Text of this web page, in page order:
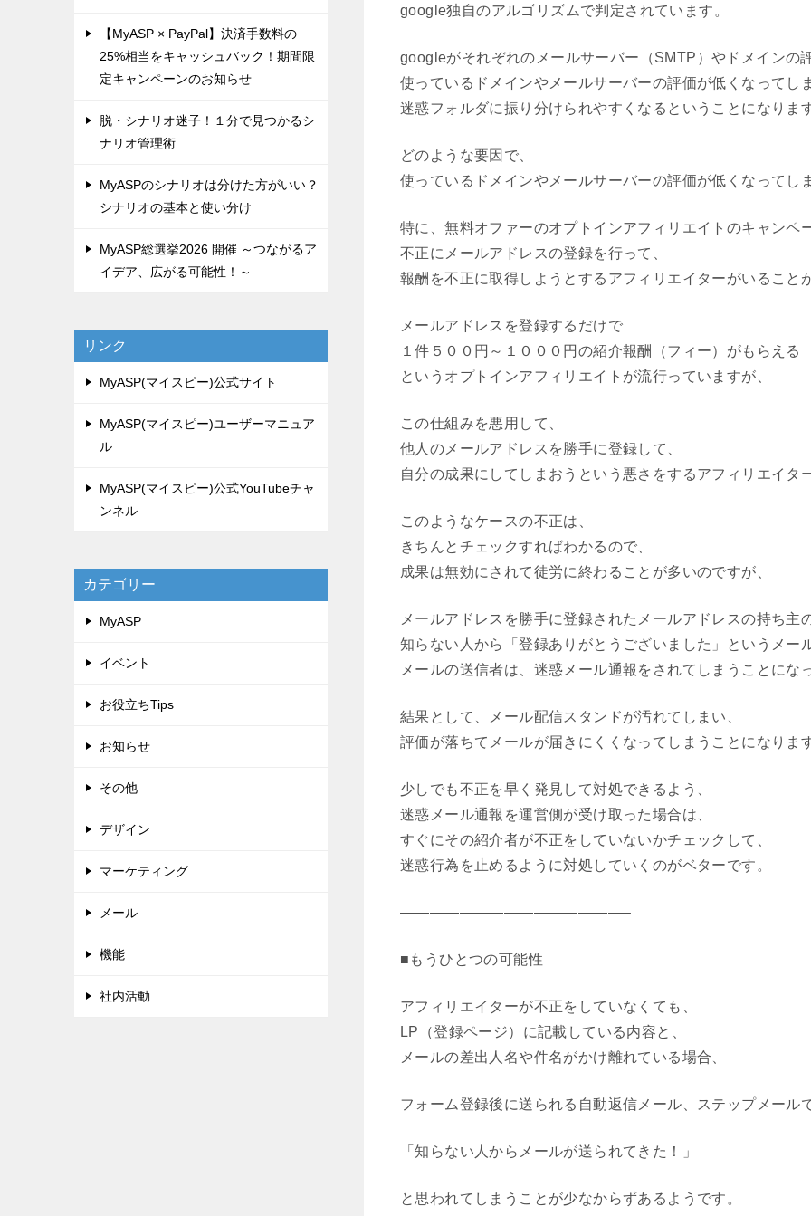
google独自のアルゴリズムで判定されています。
googleがそれぞれのメールサーバー（SMTP）やドメインの
使っているドメインやメールサーバーの評価が低くなってし
迷惑フォルダに振り分けられやすくなるということになりま
どのような要因で、
使っているドメインやメールサーバーの評価が低くなってし
特に、無料オファーのオプトインアフィリエイトのキャンペ
不正にメールアドレスの登録を行って、
報酬を不正に取得しようとするアフィリエイターがいること
メールアドレスを登録するだけで
１件５００円～１０００円の紹介報酬（フィー）がもらえる
というオプトインアフィリエイトが流行っていますが、
この仕組みを悪用して、
他人のメールアドレスを勝手に登録して、
自分の成果にしてしまおうという悪さをするアフィリエイタ
このようなケースの不正は、
きちんとチェックすればわかるので、
成果は無効にされて徒労に終わることが多いのですが、
メールアドレスを勝手に登録されたメールアドレスの持ち主
知らない人から「登録ありがとうございました」というメー
メールの送信者は、迷惑メール通報をされてしまうことにな
結果として、メール配信スタンドが汚れてしまい、
評価が落ちてメールが届きにくくなってしまうことになりま
少しでも不正を早く発見して対処できるよう、
迷惑メール通報を運営側が受け取った場合は、
すぐにその紹介者が不正をしていないかチェックして、
迷惑行為を止めるように対処していくのがベターです。
———————————————–
■もうひとつの可能性
アフィリエイターが不正をしていなくても、
LP（登録ページ）に記載している内容と、
メールの差出人名や件名がかけ離れている場合、
フォーム登録後に送られる自動返信メール、ステップメール
「知らない人からメールが送られてきた！」
と思われてしまうことが少なからずあるようです。
【MyASP × PayPal】決済手数料の
25%相当をキャッシュバック！期間限
定キャンペーンのお知らせ
脱・シナリオ迷子！１分で見つかるシ
ナリオ管理術
MyASPのシナリオは分けた方がいい？
シナリオの基本と使い分け
MyASP総選挙2026 開催 ～つながるア
イデア、広がる可能性！～
リンク
MyASP(マイスピー)公式サイト
MyASP(マイスピー)ユーザーマニュア
ル
MyASP(マイスピー)公式YouTubeチャ
ンネル
カテゴリー
MyASP
イベント
お役立ちTips
お知らせ
その他
デザイン
マーケティング
メール
機能
社内活動